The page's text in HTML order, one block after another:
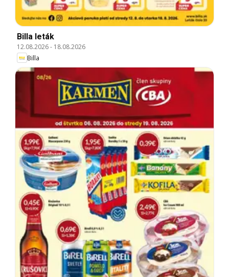
Billa leták
12.08.2026- 18.08.2026
Billa